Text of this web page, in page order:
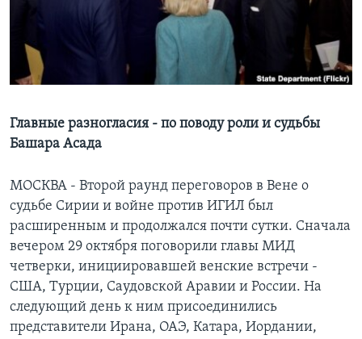
Learning English
СОЦИАЛЬНЫЕ СЕТИ
Языки
Главные разногласия - по поводу роли и судьбы
Башара Асада
МОСКВА - Второй раунд переговоров в Вене о
судьбе Сирии и войне против ИГИЛ был
расширенным и продолжался почти сутки. Сначала
вечером 29 октября поговорили главы МИД
четверки, инициировавшей венские встречи -
США, Турции, Саудовской Аравии и России. На
следующий день к ним присоединились
представители Ирана, ОАЭ, Катара, Иордании,